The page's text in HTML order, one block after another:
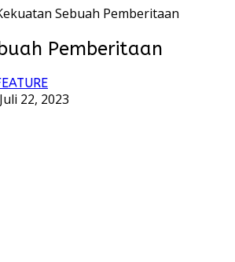
Sebuah Pemberitaan
Pemberitaan
Juli 22, 2023